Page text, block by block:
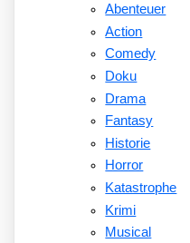
Abenteuer
Action
Comedy
Doku
Drama
Fantasy
Historie
Horror
Katastrophe
Krimi
Musical